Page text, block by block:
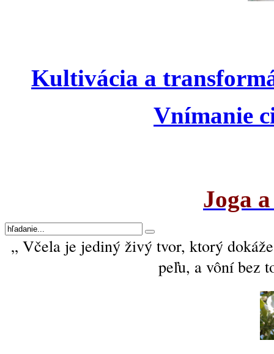
Kultivácia a
Vnímanie
Joga
„ Včela je jediný živý tvor, ktorý
peľu, a vôní bez